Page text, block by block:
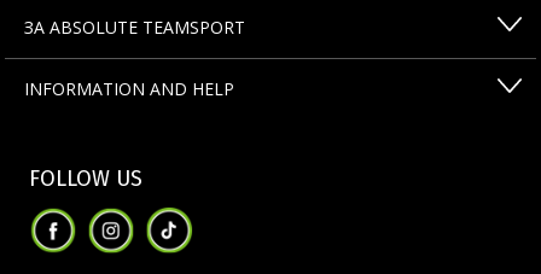
ЗА ABSOLUTE TEAMSPORT
INFORMATION AND HELP
FOLLOW US